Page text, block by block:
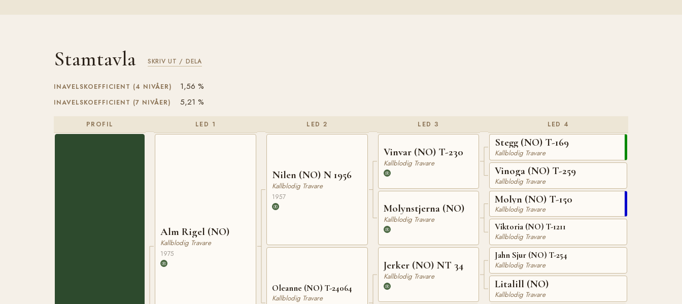
Stamtavla SKRIV UT / DELA
INAVELSKOEFFICIENT (4 NIVÅER) 1,56 %
INAVELSKOEFFICIENT (7 NIVÅER) 5,21 %
PROFIL LED 1
Alm Rigel (NO)
Kallblodig Travare
1975
LED 2
Nilen (NO) N 1956
Kallblodig Travare
1957
Oleanne (NO) T-24064
Kallblodig Travare
LED 3
Vinvar (NO) T-230
Kallblodig Travare
Molynstjerna (NO)
Kallblodig Travare
Jerker (NO) NT 34
Kallblodig Travare
LED 4
Stegg (NO) T-169
Kallblodig Travare
Vinoga (NO) T-259
Kallblodig Travare
Molyn (NO) T-150
Kallblodig Travare
Viktoria (NO) T-1211
Kallblodig Travare
Jahn Sjur (NO) T-254
Kallblodig Travare
Litalill (NO)
Kallblodig Travare